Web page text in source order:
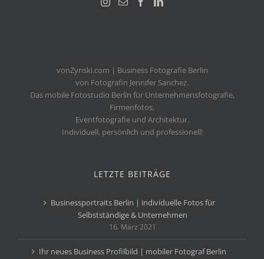
vonZynski.com | Business Fotografie Berlin
von Fotografin Jennifer Sanchez.
Das mobile Fotostudio Berlin für Unternehmensfotografie,
Firmenfotos,
Eventfotografie und Architektur.
Individuell, persönlich und professionell!
LETZTE BEITRÄGE
Businessportraits Berlin | individuelle Fotos für
Selbstständige & Unternehmen
16. März 2021
Ihr neues Business Profilbild | mobiler Fotograf Berlin